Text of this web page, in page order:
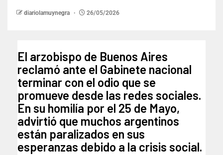
diariolamuynegra 26/05/2026
El arzobispo de Buenos Aires
reclamó ante el Gabinete nacional
terminar con el odio que se
promueve desde las redes sociales.
En su homilía por el 25 de Mayo,
advirtió que muchos argentinos
están paralizados en sus
esperanzas debido a la crisis social.